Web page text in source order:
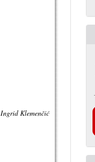
Ingrid Klemenčić